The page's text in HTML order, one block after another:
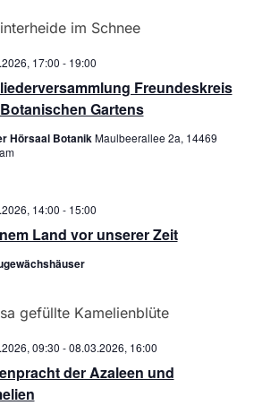
n
s
h
i
Freundeskreis
Gartens
17:00 - 19:00
Hörsaal BotanikMaulbeerallee 2a, 14469
Land vor unserer Zeit
14:00 - 15:00
der Azaleen und
09:30 -08.03.2026, 16:00